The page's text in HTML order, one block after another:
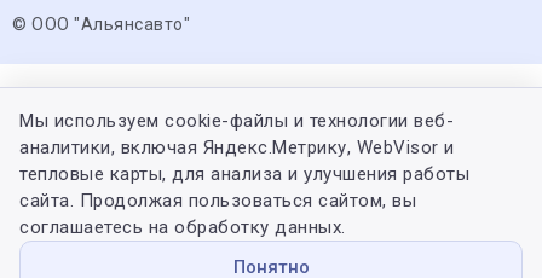
© ООО "Альянсавто"
Мы используем cookie-файлы и технологии веб-
аналитики, включая Яндекс.Метрику, WebVisor и
тепловые карты, для анализа и улучшения работы
сайта. Продолжая пользоваться сайтом, вы
соглашаетесь на обработку данных.
Понятно